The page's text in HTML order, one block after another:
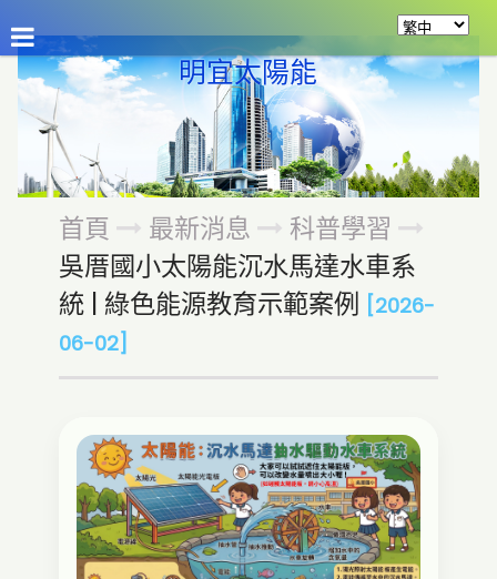
明宜太陽能
公司介紹 商品介紹 資源分享
首頁 最新消息
科普學習
吳厝國小太陽能沉水馬達水車系
統 | 綠色能源教育示範案例 [2026-
06-02]